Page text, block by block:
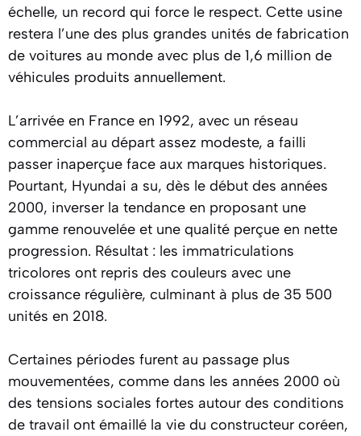
échelle, un record qui force le respect. Cette usine
restera l’une des plus grandes unités de fabrication
de voitures au monde avec plus de 1,6 million de
véhicules produits annuellement.
L’arrivée en France en 1992, avec un réseau
commercial au départ assez modeste, a failli
passer inaperçue face aux marques historiques.
Pourtant, Hyundai a su, dès le début des années
2000, inverser la tendance en proposant une
gamme renouvelée et une qualité perçue en nette
progression. Résultat : les immatriculations
tricolores ont repris des couleurs avec une
croissance régulière, culminant à plus de 35 500
unités en 2018.
Certaines périodes furent au passage plus
mouvementées, comme dans les années 2000 où
des tensions sociales fortes autour des conditions
de travail ont émaillé la vie du constructeur coréen,